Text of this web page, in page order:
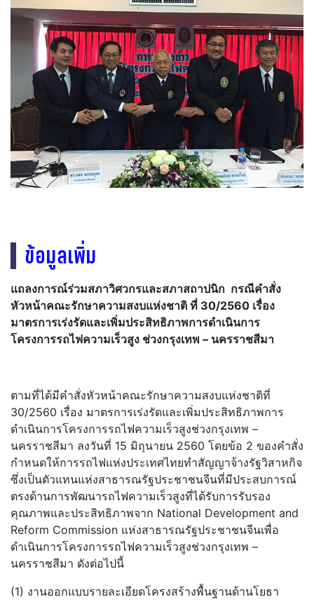
ข้อมูลเพิ่ม
แถลงการณ์ร่วมสภาวิศวกรและสภาสถาปนิก กรณีคำสั่ง
หัวหน้าคณะรักษาความสงบแห่งชาติ ที่ 30/2560 เรื่อง
มาตรการเร่งรัดและเพิ่มประสิทธิภาพการดำเนินการ
โครงการรถไฟความเร็วสูง ช่วงกรุงเทพ – นครราชสีมา
ตามที่ได้มีคำสั่งหัวหน้าคณะรักษาความสงบแห่งชาติที่
30/2560 เรื่อง มาตรการเร่งรัดและเพิ่มประสิทธิภาพการ
ดำเนินการโครงการรถไฟความเร็วสูงช่วงกรุงเทพ –
นครราชสีมา ลงวันที่ 15 มิถุนายน 2560 โดยข้อ 2 ของคำสั่ง
กำหนดให้การรถไฟแห่งประเทศไทยทำสัญญาจ้างรัฐวิสาหกิจ
ซึ่งเป็นตัวแทนแห่งสาธารณรัฐประชาชนจีนที่มีประสบการณ์
ตรงด้านการพัฒนารถไฟความเร็วสูงที่ได้รับการรับรอง
คุณภาพและประสิทธิภาพจาก National Development and
Reform Commission แห่งสาธารณรัฐประชาชนจีนเพื่อ
ดำเนินการโครงการรถไฟความเร็วสูงช่วงกรุงเทพ –
นครราชสีมา ดังต่อไปนี้
(1) งานออกแบบรายละเอียดโครงสร้างพื้นฐานด้านโยธา